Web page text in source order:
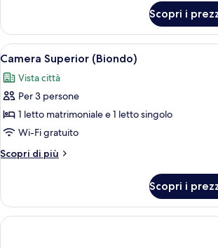
Superior
(Politeama)
Scopri i
Apri
tutte
le
foto
per
Camera
Superior
(Biondo)
Una camera
8
Camera Superior (Biondo)
Vista città
Per 3 persone
1 letto matrimoniale e 1 letto singolo
Wi-Fi gratuito
Scopri di più
Altri
Superior
(Biondo)
Scopri i